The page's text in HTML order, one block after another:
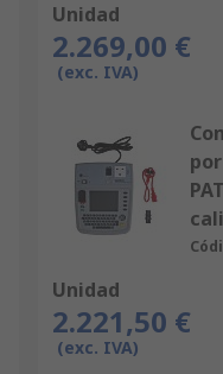
Unidad
2.269,00 €
(exc. IVA)
Unidad
2.221,50 €
(exc. IVA)